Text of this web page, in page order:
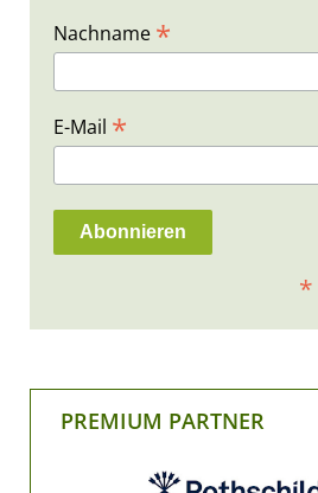
Nachname *
E-Mail *
*
PREMIUM PARTNER